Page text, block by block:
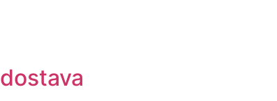
dostava